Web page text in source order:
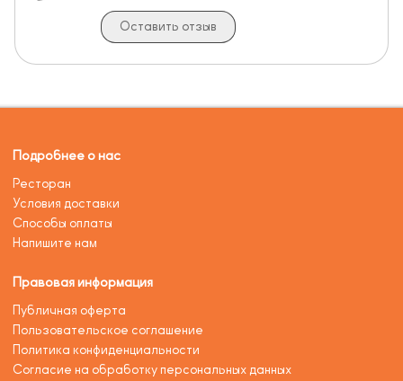
Оставить отзыв
Подробнее о нас
Ресторан
Условия доставки
Способы оплаты
Напишите нам
Правовая информация
Публичная оферта
Пользовательское соглашение
Политика конфиденциальности
Согласие на обработку персональных данных